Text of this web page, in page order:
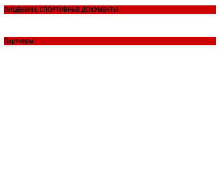
ЛИЦЕНЗИИ, СПОРТИВНЫЕ ДОКУМЕНТЫ
Партнеры